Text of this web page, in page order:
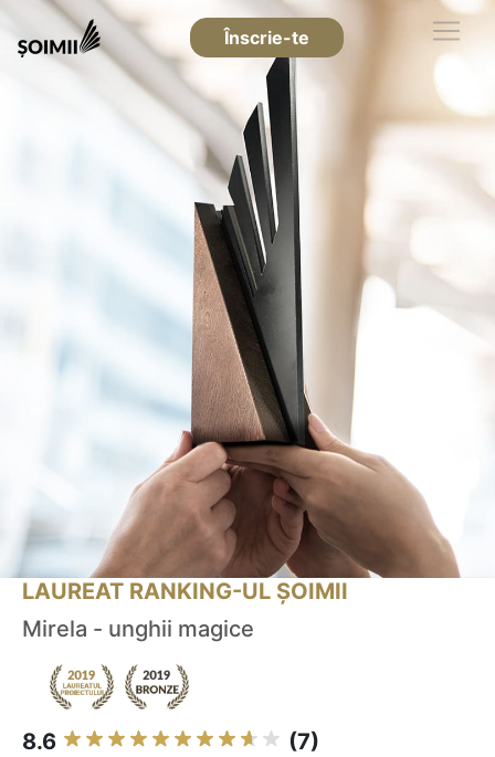
Înscrie-te
LAUREAT RANKING-UL ȘOIMII
Mirela - unghii magice
8.6 (7)